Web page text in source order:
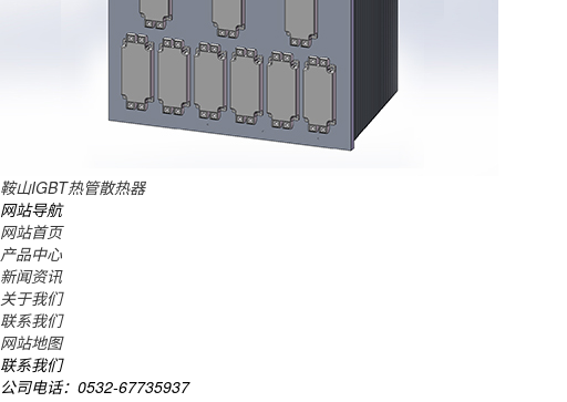
鞍山IGBT热管散热器
网站导航
网站首页
产品中心
新闻资讯
关于我们
联系我们
网站地图
联系我们
公司电话：0532-67735937